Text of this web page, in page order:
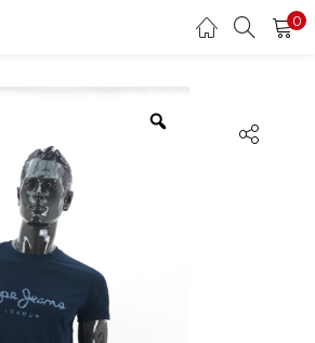
0
and password to login.
Login